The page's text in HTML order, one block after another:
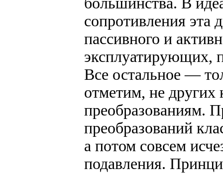
сопротивления эта
пассивного и
эксплуатирующих,
Все остальное —
отметим, не других
преобразованиям.
преобразований
а потом совсем
подавления.